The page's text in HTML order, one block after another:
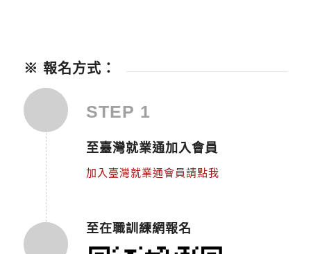
※ 報名方式：
STEP 1
至臺灣就業通加入會員
加入臺灣就業通會員請點我
至在職訓練網報名